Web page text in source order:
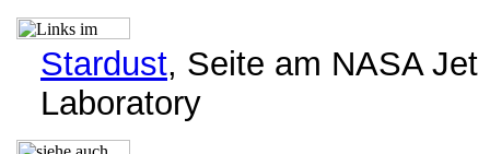
Stardust, Seite am NASA Jet
Laboratory